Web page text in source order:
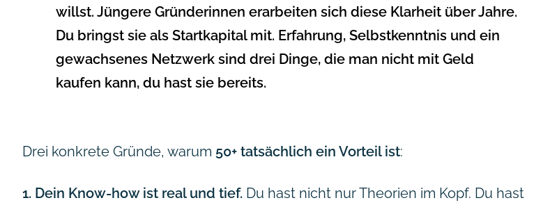
willst. Jüngere Gründerinnen erarbeiten sich diese Klarheit über Jahre.
Du bringst sie als Startkapital mit. Erfahrung, Selbstkenntnis und ein
gewachsenes Netzwerk sind drei Dinge, die man nicht mit Geld
kaufen kann, du hast sie bereits.
Drei konkrete Gründe, warum 50+ tatsächlich ein Vorteil ist:
1. Dein Know-how ist real und tief. Du hast nicht nur Theorien im Kopf. Du hast